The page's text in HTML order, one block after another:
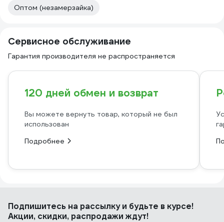
Оптом (незамерзайка)
Сервисное обслуживание
Гарантия производителя не распространяется
120 дней обмен и возврат
Вы можете вернуть товар, который не был
использован
Подробнее
Подпишитесь на рассылкуи будьте в курсе!
Акции, скидки, распродажи ждут!